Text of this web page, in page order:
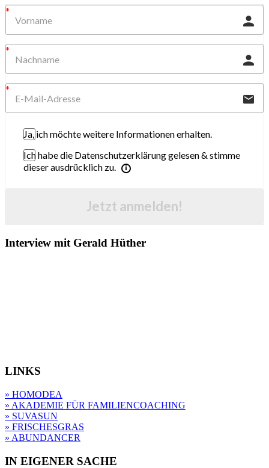
Ja, ich möchte weitere Informationen erhalten.
Ich habe die Datenschutzerklärung gelesen & stimme
dieser ausdrücklich zu.
Jetzt anmelden!
Interview mit Gerald Hüther
LINKS
» HOMODEA
» AKADEMIE FÜR FAMILIENCOACHING
» SUVASUN
» FRISCHESGRAS
» ABUNDANCER
IN EIGENER SACHE